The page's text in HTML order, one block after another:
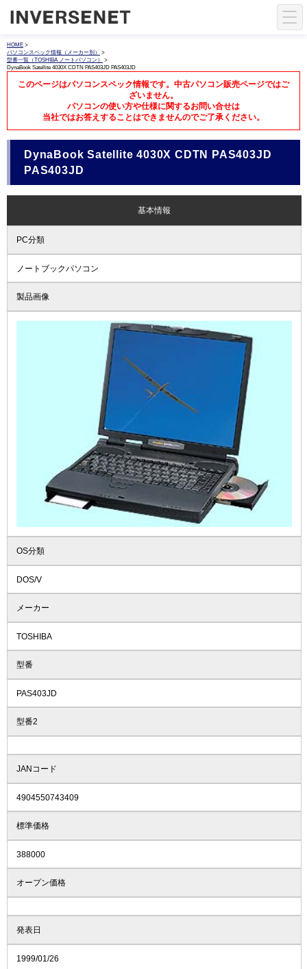
HOME >
パソコンスペック情報（メーカー別）
>
型番一覧（TOSHIBA ノートパソコン）
>
DynaBook Satellite 4030X CDTN PAS403JD PAS403JD
このページはパソコンスペック情報です。中古パソコン販売ページではご
ざいません。
パソコンの使い方や仕様に関するお問い合せは
当社ではお答えすることはできませんのでご了承ください。
DynaBook Satellite 4030X CDTN PAS403JD
PAS403JD
基本情報
PC分類
ノートブックパソコン
製品画像
OS分類
DOS/V
メーカー
TOSHIBA
型番
PAS403JD
型番2
JANコード
4904550743409
標準価格
388000
オープン価格
発表日
1999/01/26